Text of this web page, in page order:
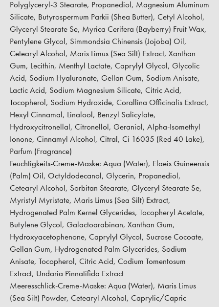
Polyglyceryl-3 Stearate, Propanediol, Magnesium Aluminum
Silicate, Butyrospermum Parkii (Shea Butter), Cetyl Alcohol,
Glyceryl Stearate Se, Myrica Cerifera (Bayberry) Fruit Wax,
Pentylene Glycol, Simmondsia Chinensis (Jojoba) Oil,
Cetearyl Alcohol, Maris Limus (Sea Silt) Extract, Xanthan
Gum, Lecithin, Menthyl Lactate, Caprylyl Glycol, Glycolic
Acid, Sodium Hyaluronate, Gellan Gum, Sodium Anisate,
Lactic Acid, Sodium Magnesium Silicate, Citric Acid,
Tocopherol, Sodium Hydroxide, Corallina Officinalis Extract,
Hexyl Cinnamal, Linalool, Benzyl Salicylate,
Hydroxycitronellal, Citronellol, Geraniol, Alpha-Isomethyl
Ionone, Cinnamyl Alcohol, Citral, Ci 16035 (Red 40 Lake),
Parfum (Fragrance)
Feuchtigkeits-Creme-Maske: Aqua (Water), Elaeis Guineensis
(Palm) Oil, Octyldodecanol, Glycerin, Propanediol,
Cetearyl Alcohol, Sorbitan Stearate, Glyceryl Stearate Se,
Myristyl Myristate, Maris Limus (Sea Silt) Extract,
Hydrogenated Palm Kernel Glycerides, Tocopheryl Acetate,
Butylene Glycol, Galactoarabinan, Xanthan Gum,
Hydroxyacetophenone, Caprylyl Glycol, Sucrose Cocoate,
Gellan Gum, Hydrogenated Palm Glycerides, Sodium
Anisate, Tocopherol, Citric Acid, Codium Tomentosum
Extract, Undaria Pinnatifida Extract
Meeresschlick-Creme-Maske: Aqua (Water), Maris Limus
(Sea Silt) Powder, Cetearyl Alcohol, Caprylic/Capric